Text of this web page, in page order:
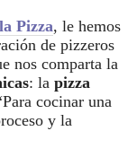
Pizza, le hemos
de pizzeros
nos comparta la
: la pizza
cocinar una
y la